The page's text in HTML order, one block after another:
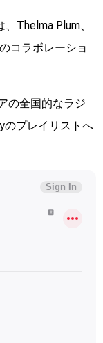
Thelma Plum、
コラボレーショ
の全国的なラジ
のプレイリストへ